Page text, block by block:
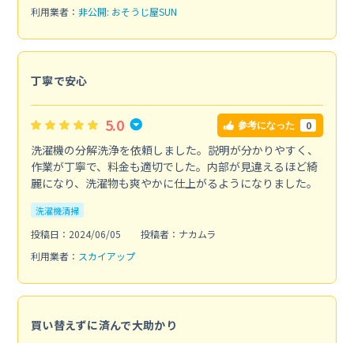
利用業者： 非公開: おそうじ屋SUN
丁寧で安心
5.0 参考になった 0
洗濯機の分解洗浄を依頼しました。説明が分かりやすく、
作業が丁寧で、料金も適切でした。内部が見違えるほど綺
麗になり、洗濯物も爽やかに仕上がるようになりました。
洗濯機清掃
投稿日：2024/06/05
投稿者：ナカムラ
利用業者： スカイアップ
買い替えずに済んで大助かり